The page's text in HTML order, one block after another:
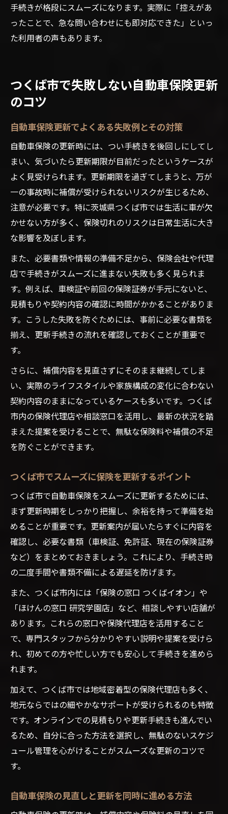
手続きが格段にスムーズになります。実際に「控えがあ
ったことで、急な問い合わせにも即対応できた」といっ
た利用者の声もあります。
つくば市で失敗しない自動車保険更新
のコツ
自動車保険更新でよくある失敗例とその対策
自動車保険の更新時には、つい手続きを後回しにしてし
まい、気づいたら更新期限が目前だったというケースが
よく見受けられます。更新期限を過ぎてしまうと、万が
一の事故時に補償が受けられないリスクが生じるため、
注意が必要です。特に茨城県つくば市では生活に車が欠
かせない方が多く、保険切れのリスクは日常生活に大き
な影響を及ぼします。
また、必要書類や情報の準備不足から、保険会社や代理
店で手続きがスムーズに進まない失敗も多く見られま
す。例えば、車検証や前回の保険証券が手元にないと、
見積もりや契約内容の確認に時間がかかることがありま
す。こうした失敗を防ぐためには、事前に必要な書類を
揃え、更新手続きの流れを確認しておくことが重要で
す。
さらに、補償内容を見直さずにそのまま継続してしま
い、実際のライフスタイルや家族構成の変化に合わない
契約内容のままになっているケースも多いです。つくば
市内の保険代理店や相談窓口を活用し、最新の状況を踏
まえた提案を受けることで、無駄な保険料や補償の不足
を防ぐことができます。
つくば市でスムーズに保険を更新するポイント
つくば市で自動車保険をスムーズに更新するためには、
まず更新時期をしっかり把握し、余裕を持って準備を始
めることが重要です。更新案内が届いたらすぐに内容を
確認し、必要な書類（車検証、免許証、現在の保険証券
など）をまとめておきましょう。これにより、手続き時
の二度手間や書類不備による遅延を防げます。
また、つくば市内には「保険の窓口 つくばイオン」や
「ほけんの窓口 研究学園店」など、相談しやすい店舗が
あります。これらの窓口や保険代理店を活用すること
で、専門スタッフから分かりやすい説明や提案を受けら
れ、初めての方や忙しい方でも安心して手続きを進めら
れます。
加えて、つくば市では地域密着型の保険代理店も多く、
地元ならではの細やかなサポートが受けられるのも特徴
です。オンラインでの見積もりや更新手続きも進んでい
るため、自分に合った方法を選択し、無駄のないスケジ
ュール管理を心がけることがスムーズな更新のコツで
す。
自動車保険の見直しと更新を同時に進める方法